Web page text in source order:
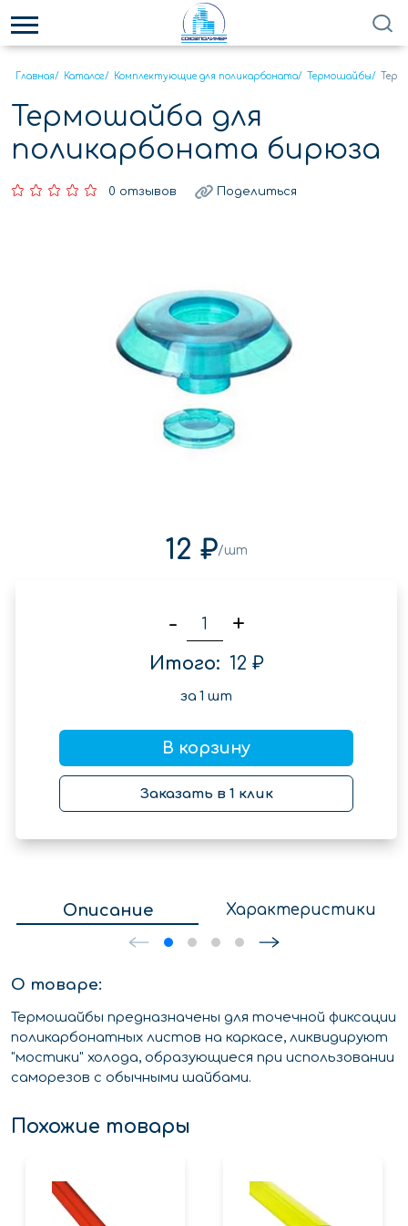
Главная/ Каталог/ Комплектующие для поликарбоната/ Термошайбы/
Термошайба для
поликарбоната бирюза
0 отзывов Поделиться
12 ₽/шт
- +
Итого: 12 ₽
за 1 шт
В корзину
Заказать в 1 клик
Описание Характеристики
О товаре:
Термошайбы предназначены для точечной фиксации
поликарбонатных листов на каркасе, ликвидируют
"мостики" холода, образующиеся при использовании
саморезов с обычными шайбами.
Похожие товары